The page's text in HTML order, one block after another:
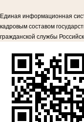
Единая информационная
кадровым составом
гражданской службы